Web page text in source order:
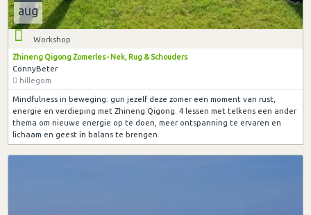
aug
Workshop
Zhineng Qigong Zomerles - Nek, Rug & Schouders
ConnyBeter
hillegom
Mindfulness in beweging: gun jezelf deze zomer een moment van rust,
energie en verdieping met Zhineng Qigong. 4 lessen met telkens een ander
thema om nieuwe energie op te doen, meer ontspanning te ervaren en
lichaam en geest in balans te brengen.